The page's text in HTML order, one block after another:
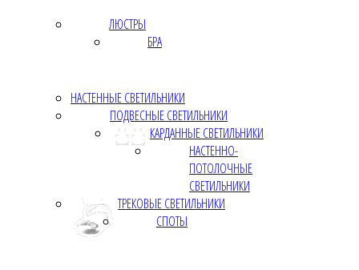
ЛЮСТРЫ
БРА
НАСТЕННЫЕ СВЕТИЛЬНИКИ
ПОДВЕСНЫЕ СВЕТИЛЬНИКИ
КАРДАННЫЕ СВЕТИЛЬНИКИ
НАСТЕННО-
ПОТОЛОЧНЫЕ
СВЕТИЛЬНИКИ
ТРЕКОВЫЕ СВЕТИЛЬНИКИ
СПОТЫ